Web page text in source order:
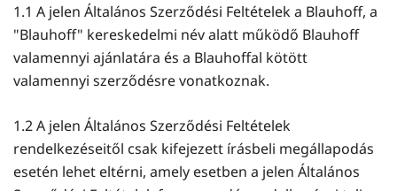
1.1 A jelen Általános Szerződési Feltételek a Blauhoff, a
"Blauhoff" kereskedelmi név alatt működő Blauhoff
valamennyi ajánlatára és a Blauhoffal kötött
valamennyi szerződésre vonatkoznak.
1.2 A jelen Általános Szerződési Feltételek
rendelkezéseitől csak kifejezett írásbeli megállapodás
esetén lehet eltérni, amely esetben a jelen Általános